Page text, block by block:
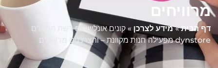
מרוויחים
דף הבית»מידע לצרכן»קונים אונליין: גם רשת הפארם
dynstore מפעילה חנות מקוונת – והצרכנים מרוויחים